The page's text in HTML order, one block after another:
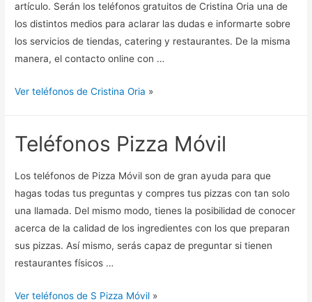
artículo. Serán los teléfonos gratuitos de Cristina Oria una de
los distintos medios para aclarar las dudas e informarte sobre
los servicios de tiendas, catering y restaurantes. De la misma
manera, el contacto online con …
Ver teléfonos de Cristina Oria »
Teléfonos Pizza Móvil
Los teléfonos de Pizza Móvil son de gran ayuda para que
hagas todas tus preguntas y compres tus pizzas con tan solo
una llamada. Del mismo modo, tienes la posibilidad de conocer
acerca de la calidad de los ingredientes con los que preparan
sus pizzas. Así mismo, serás capaz de preguntar si tienen
restaurantes físicos …
Ver teléfonos de S Pizza Móvil »